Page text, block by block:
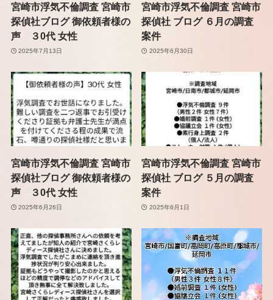
宮崎市浮気不倫調査 宮崎市
探偵社ブログ 御依頼者様の
声 ３0代 女性
2025年7月13日
宮崎市浮気不倫調査 宮崎市
探偵社 ブログ ６月の調査
案件
2025年6月30日
宮崎市浮気不倫調査 宮崎市
探偵社ブログ 御依頼者様の
声 ３0代 女性
2025年6月26日
宮崎市浮気不倫調査 宮崎市
探偵社 ブログ ５月の調査
案件
2025年6月1日